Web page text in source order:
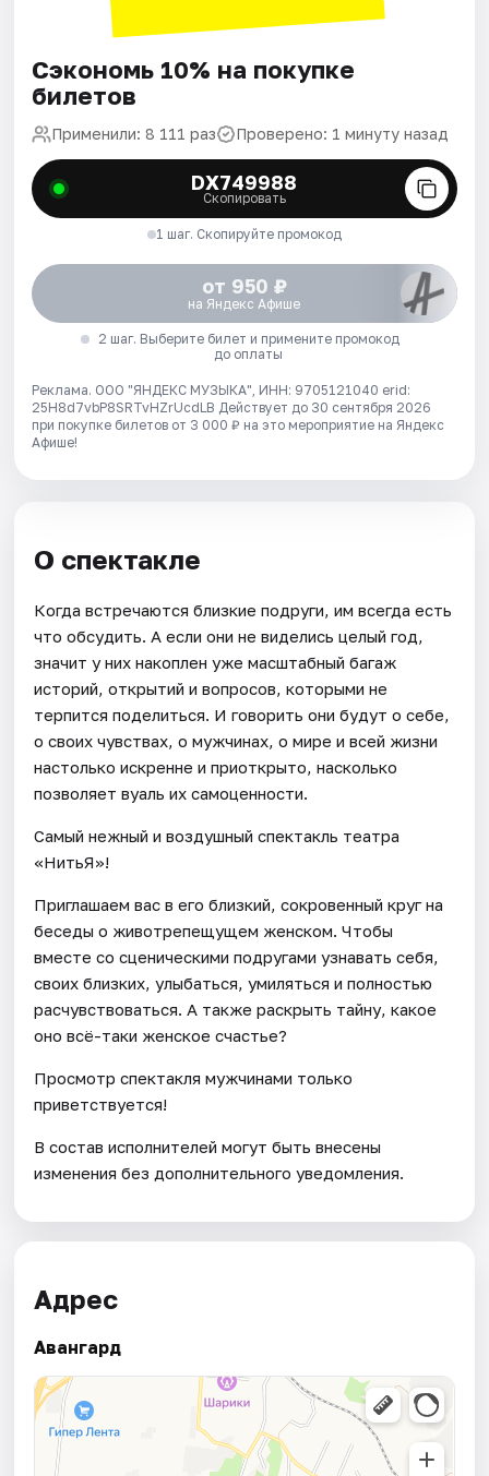
Сэкономь 10% на покупке
билетов
Применили: 8 111 раз Проверено: 1 минуту назад
DX749988
Скопировать
1 шаг. Скопируйте промокод
от 950 ₽
на Яндекс Афише
2 шаг. Выберите билет и примените промокод
до оплаты
Реклама. ООО "ЯНДЕКС МУЗЫКА", ИНН: 9705121040 erid:
25H8d7vbP8SRTvHZrUcdLB Действует до 30 сентября 2026
при покупке билетов от 3 000 ₽ на это мероприятие на Яндекс
Афише!
О спектакле
Когда встречаются близкие подруги, им всегда есть
что обсудить. А если они не виделись целый год,
значит у них накоплен уже масштабный багаж
историй, открытий и вопросов, которыми не
терпится поделиться. И говорить они будут о себе,
о своих чувствах, о мужчинах, о мире и всей жизни
настолько искренне и приоткрыто, насколько
позволяет вуаль их самоценности.
Самый нежный и воздушный спектакль театра
«НитьЯ»!
Приглашаем вас в его близкий, сокровенный круг на
беседы о животрепещущем женском. Чтобы
вместе со сценическими подругами узнавать себя,
своих близких, улыбаться, умиляться и полностью
расчувствоваться. А также раскрыть тайну, какое
оно всё-таки женское счастье?
Просмотр спектакля мужчинами только
приветствуется!
В состав исполнителей могут быть внесены
изменения без дополнительного уведомления.
Адрес
Авангард